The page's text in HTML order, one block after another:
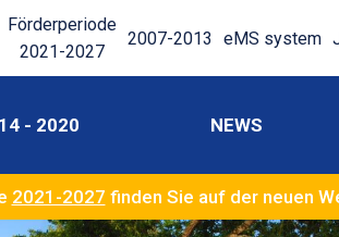
Förderperiode
2021-2027
2007-2013 eMS system
- 2020 NEWS
2021-2027 finden Sie auf der neuen